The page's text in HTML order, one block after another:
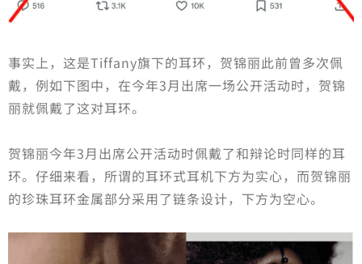
事实上，这是Tiffany旗下的耳环，贺锦丽此前曾多次佩
戴，例如下图中，在今年3月出席一场公开活动时，贺锦
丽就佩戴了这对耳环。
贺锦丽今年3月出席公开活动时佩戴了和辩论时同样的耳
环。仔细来看，所谓的耳环式耳机下方为实心，而贺锦丽
的珍珠耳环金属部分采用了链条设计，下方为空心。